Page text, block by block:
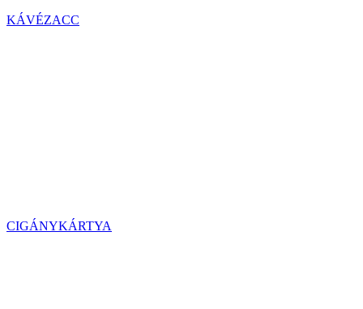
KÁVÉZACC
CIGÁNYKÁRTYA